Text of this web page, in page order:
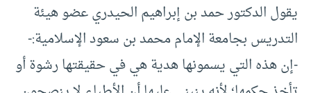
يقول الدكتور حمد بن إبراهيم الحيدري عضو هيئة
التدريس بجامعة الإمام محمد بن سعود الإسلامية:-
-إن هذه التي يسمونها هدية هي في حقيقتها رشوة أو